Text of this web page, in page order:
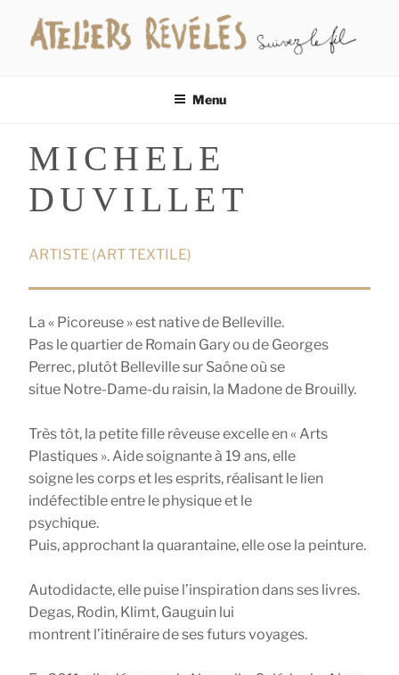
contenu
Menu
MICHELE
DUVILLET
ARTISTE (ART TEXTILE)
La « Picoreuse » est native de Belleville.
Pas le quartier de Romain Gary ou de Georges
Perrec, plutôt Belleville sur Saône où se
situe Notre-Dame-du raisin, la Madone de Brouilly.
Très tôt, la petite fille rêveuse excelle en « Arts
Plastiques ». Aide soignante à 19 ans, elle
soigne les corps et les esprits, réalisant le lien
indéfectible entre le physique et le
psychique.
Puis, approchant la quarantaine, elle ose la peinture.
Autodidacte, elle puise l’inspiration dans ses livres.
Degas, Rodin, Klimt, Gauguin lui
montrent l’itinéraire de ses futurs voyages.